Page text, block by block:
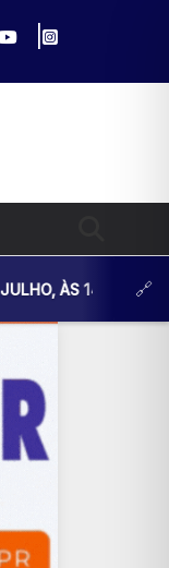
UNIDADE